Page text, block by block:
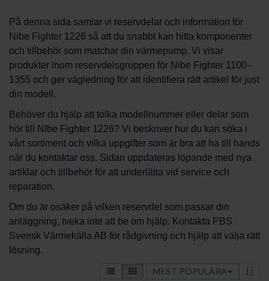
På denna sida samlar vi reservdelar och information för
Nibe Fighter 1226 så att du snabbt kan hitta komponenter
och tillbehör som matchar din värmepump. Vi visar
produkter inom reservdelsgruppen för Nibe Fighter 1100–
1355 och ger vägledning för att identifiera rätt artikel för just
din modell.
Behöver du hjälp att tolka modellnummer eller delar som
hör till NIbe Fighter 1226? Vi beskriver hur du kan söka i
vårt sortiment och vilka uppgifter som är bra att ha till hands
när du kontaktar oss. Sidan uppdateras löpande med nya
artiklar och tillbehör för att underlätta vid service och
reparation.
Om du är osäker på vilken reservdel som passar din
anläggning, tveka inte att be om hjälp. Kontakta PBS
Svensk Värmekälla AB för rådgivning och hjälp att välja rätt
lösning.
MEST POPULÄRA